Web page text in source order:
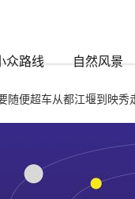
众路线 自然风景
便超车从都江堰到映